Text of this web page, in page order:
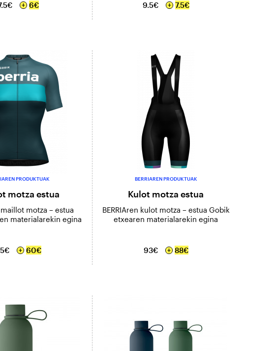
6€ 9.5€ 7.5€
PRODUKTUAK
motza estua
maillot motza – estua
materialarekin egina
60€
BERRIAREN PRODUKTUAK
Kulot motza estua
BERRIAren kulot motza – estua Gobik
etxearen materialarekin egina
93€ 88€